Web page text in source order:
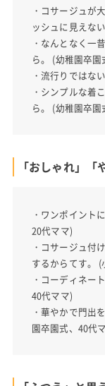
・コサージュが
ッシュに見えな
・なんとなく一
ら。 (幼稚園卒
・流行りではな
・シンプルな着
ら。 (幼稚園卒
「おしゃれ」
・ワンポイント
20代ママ)
・コサージュ付
するからてす。
・コーディネー
40代ママ)
・華やかで門出
園卒園式、40代